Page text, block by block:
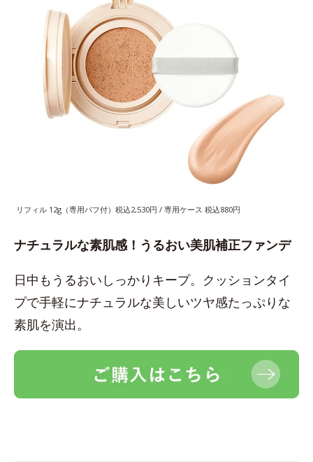
リフィル 12g（専用パフ付）税込2,530円 / 専用ケース 税込880円
ナチュラルな素肌感！うるおい美肌補正ファンデ
日中もうるおいしっかりキープ。クッションタイ
プで手軽にナチュラルな美しいツヤ感たっぷりな
素肌を演出。